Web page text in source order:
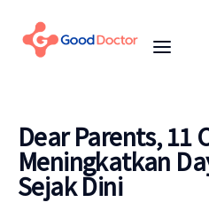
Untuk Bisnis
Dear Parents, 11
Meningkatkan
Sejak Dini